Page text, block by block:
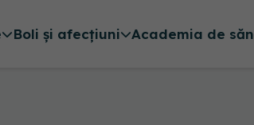
Boli și afecțiuni Academia de